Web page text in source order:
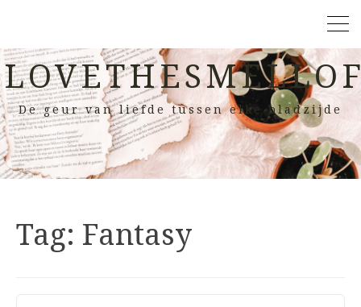
De geur van liefde tussen elke bladzijde
Tag: Fantasy